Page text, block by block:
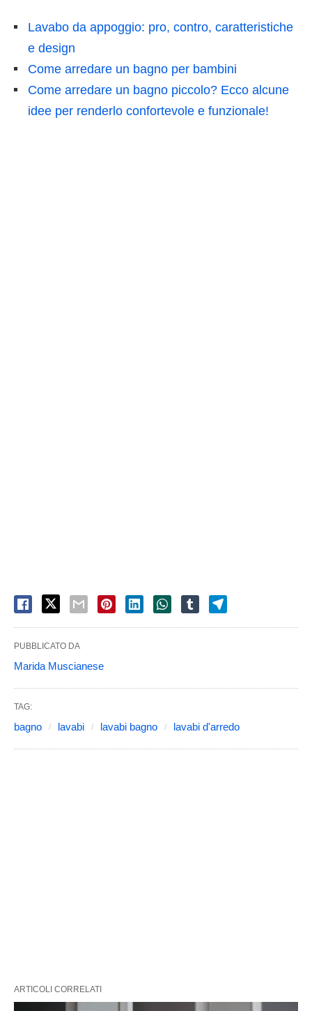
Lavabo da appoggio: pro, contro, caratteristiche
e design
Come arredare un bagno per bambini
Come arredare un bagno piccolo? Ecco alcune
idee per renderlo confortevole e funzionale!
PUBBLICATO DA
Marida Muscianese
TAG:
bagno lavabi lavabi bagno lavabi d'arredo
ARTICOLI CORRELATI